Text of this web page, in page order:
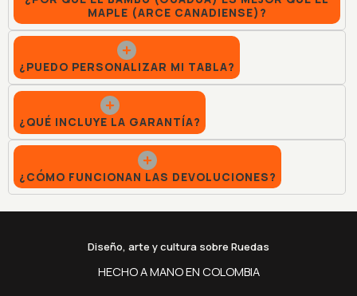
MAPLE (ARCE CANADIENSE)?
¿PUEDO PERSONALIZAR MI TABLA?
¿QUÉ INCLUYE LA GARANTÍA?
¿CÓMO FUNCIONAN LAS DEVOLUCIONES?
Diseño, arte y cultura sobre Ruedas
HECHO A MANO EN COLOMBIA